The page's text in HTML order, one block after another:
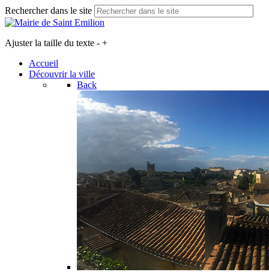
Rechercher dans le site
Ajuster la taille du texte - +
Accueil
Découvrir la ville
Back